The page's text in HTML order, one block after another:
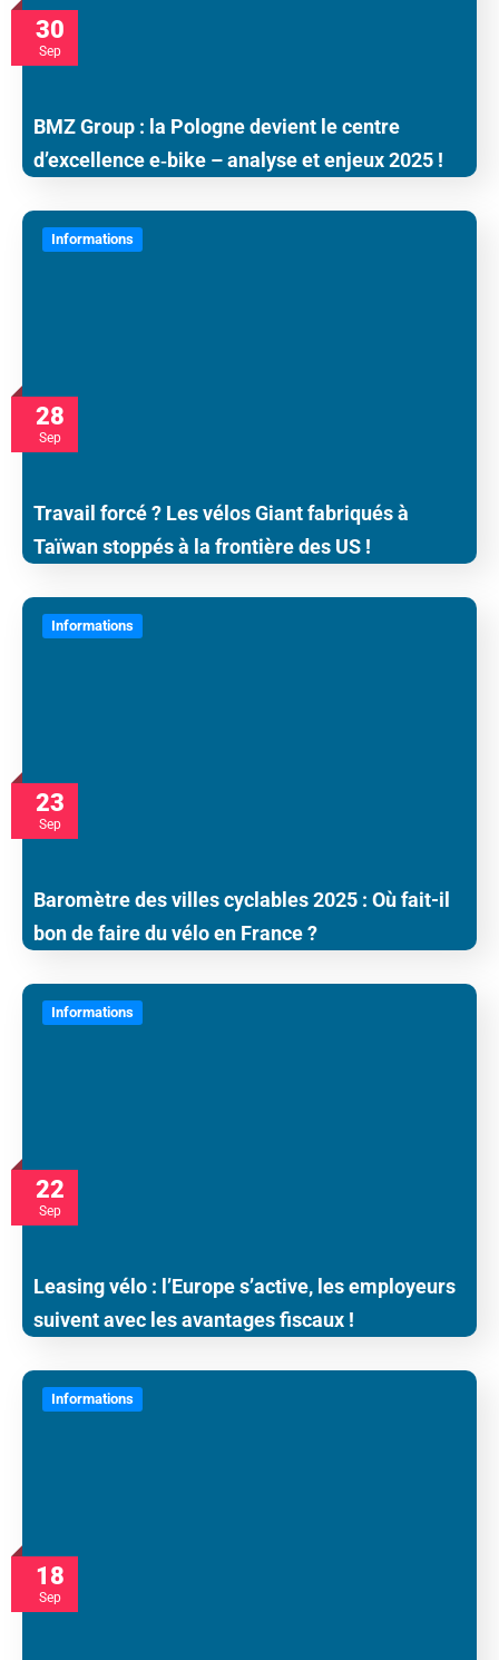
30
Sep
BMZ Group : la Pologne devient le centre
d’excellence e‑bike – analyse et enjeux 2025 !
28
Sep
Informations
Travail forcé ? Les vélos Giant fabriqués à
Taïwan stoppés à la frontière des US !
23
Sep
Informations
Baromètre des villes cyclables 2025 : Où fait-il
bon de faire du vélo en France ?
22
Sep
Informations
Leasing vélo : l’Europe s’active, les employeurs
suivent avec les avantages fiscaux !
18
Sep
Informations